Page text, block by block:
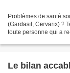
Problèmes de santé
(Gardasil, Cervarix) ?
toute personne qui a
Le bilan